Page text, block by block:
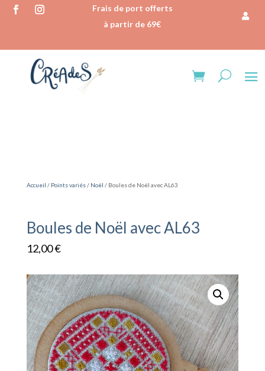
Frais de port offerts
à partir de 69€
Accueil / Points variés/ Noël / Boules de Noël avec AL63
Boules de Noël avec AL63
12,00€